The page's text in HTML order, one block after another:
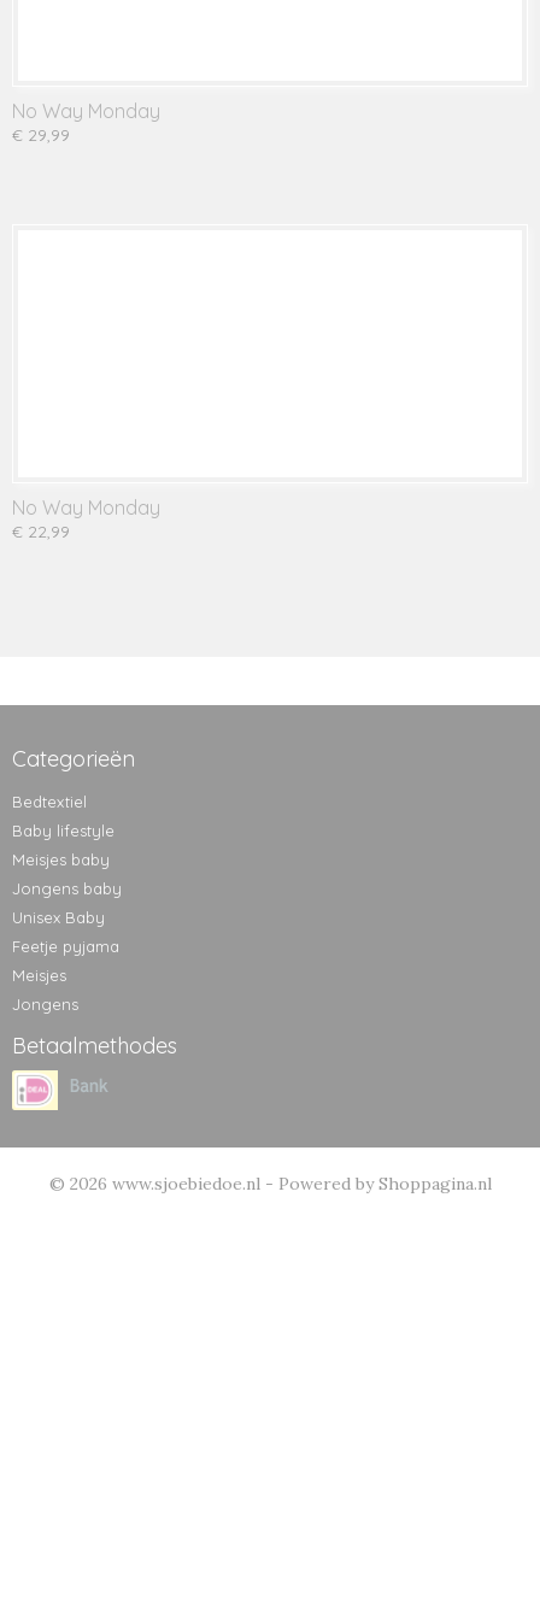
No Way Monday
€ 29,99
No Way Monday
€ 22,99
Categorieën
Bedtextiel
Baby lifestyle
Meisjes baby
Jongens baby
Unisex Baby
Feetje pyjama
Meisjes
Jongens
Betaalmethodes
© 2026 www.sjoebiedoe.nl - Powered by Shoppagina.nl